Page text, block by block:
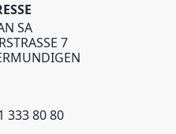
SA
7
333 80 80